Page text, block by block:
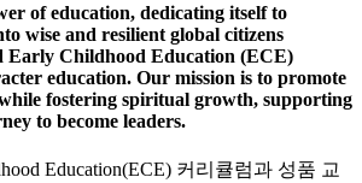
of education, dedicating itself to
wise and resilient global citizens
Early Childhood Education (ECE)
education. Our mission is to promote
while fostering spiritual growth, supporting
to become leaders.
Education(ECE) 커리큘럼과 성품 교